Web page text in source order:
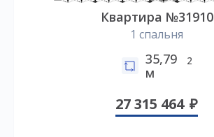
Квартира №31910
1 спальня
35,79
м
2
27 315 464